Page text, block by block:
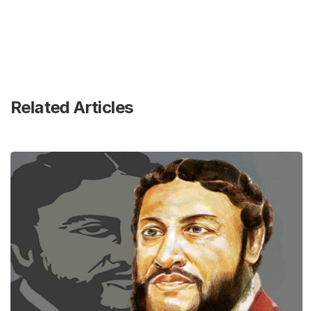
Related Articles